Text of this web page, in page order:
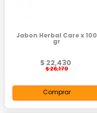
Jabon Herbal Care x 100
gr
$ 22,430
$ 26,170
Comprar